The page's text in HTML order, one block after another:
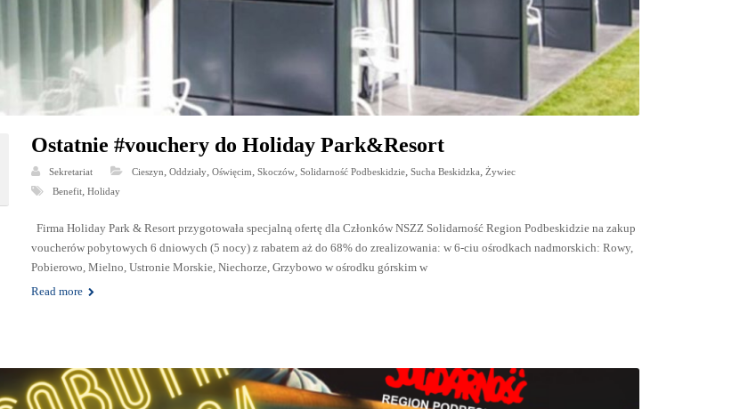
Ostatnie #vouchery do Holiday Park&Resort
Sekretariat Cieszyn ,Oddziały ,Oświęcim ,Skoczów ,Solidarność Podbeskidzie ,Sucha Beskidzka
Żywiec
Benefit ,Holiday
Firma Holiday Park & Resort przygotowała specjalną ofertę dla Członków NSZZ Solidarność Region Podbeskidzie na zakup
voucherów pobytowych 6 dniowych (5 nocy) z rabatem aż do 68% do zrealizowania: w 6-ciu ośrodkach nadmorskich: Rowy,
Pobierowo, Mielno, Ustronie Morskie, Niechorze, Grzybowo w ośrodku górskim w
Read more